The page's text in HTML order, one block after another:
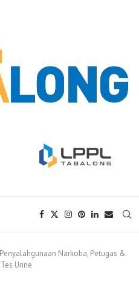
Narkoba, Petugas &
Urine